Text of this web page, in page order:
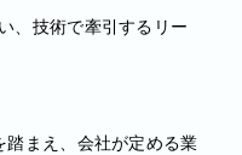
、技術で牽引するリー
まえ、会社が定める業